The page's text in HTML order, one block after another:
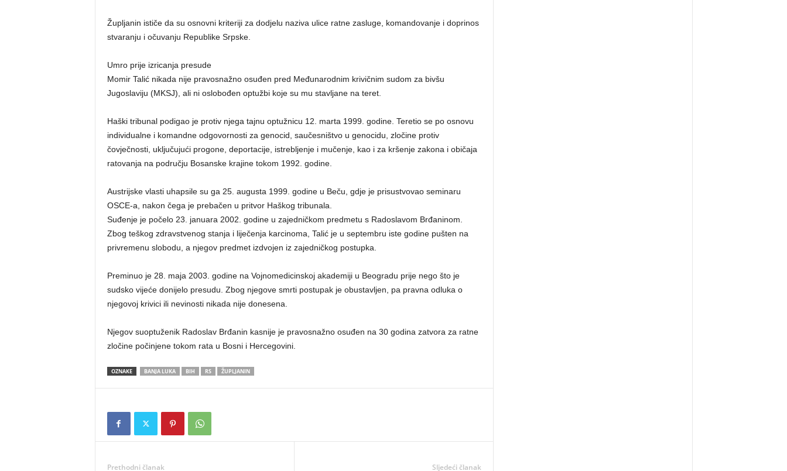
Župljanin ističe da su osnovni kriteriji za dodjelu naziva ulice ratne zasluge, komandovanje i doprinos
stvaranju i očuvanju Republike Srpske.
Umro prije izricanja presude
Momir Talić nikada nije pravosnažno osuđen pred Međunarodnim krivičnim sudom za bivšu
Jugoslaviju (MKSJ), ali ni oslobođen optužbi koje su mu stavljane na teret.
Haški tribunal podigao je protiv njega tajnu optužnicu 12. marta 1999. godine. Teretio se po osnovu
individualne i komandne odgovornosti za genocid, saučesništvo u genocidu, zločine protiv
čovječnosti, uključujući progone, deportacije, istrebljenje i mučenje, kao i za kršenje zakona i običaja
ratovanja na području Bosanske krajine tokom 1992. godine.
Austrijske vlasti uhapsile su ga 25. augusta 1999. godine u Beču, gdje je prisustvovao seminaru
OSCE-a, nakon čega je prebačen u pritvor Haškog tribunala.
Suđenje je počelo 23. januara 2002. godine u zajedničkom predmetu s Radoslavom Brđaninom.
Zbog teškog zdravstvenog stanja i liječenja karcinoma, Talić je u septembru iste godine pušten na
privremenu slobodu, a njegov predmet izdvojen iz zajedničkog postupka.
Preminuo je 28. maja 2003. godine na Vojnomedicinskoj akademiji u Beogradu prije nego što je
sudsko vijeće donijelo presudu. Zbog njegove smrti postupak je obustavljen, pa pravna odluka o
njegovoj krivici ili nevinosti nikada nije donesena.
Njegov suoptuženik Radoslav Brđanin kasnije je pravosnažno osuđen na 30 godina zatvora za ratne
zločine počinjene tokom rata u Bosni i Hercegovini.
OZNAKE BANJA LUKA BIH RS ŽUPLJANIN
Prethodni članak Sljedeći članak